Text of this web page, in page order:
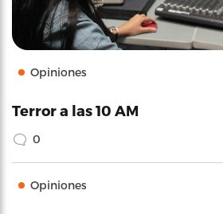
Opiniones
Terror a las 10 AM
0
Opiniones